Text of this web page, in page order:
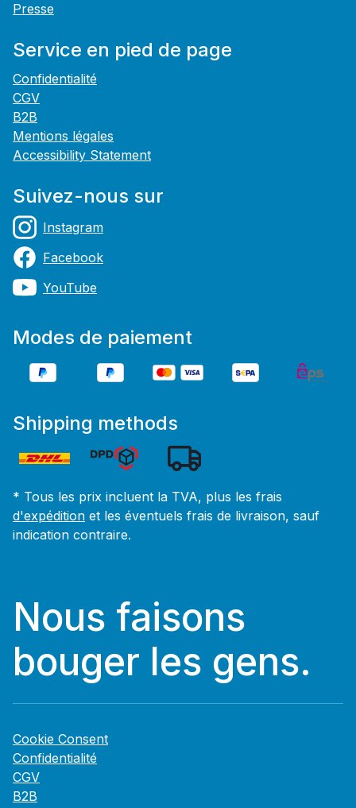
Presse
Service en pied de page
Confidentialité
CGV
B2B
Mentions légales
Accessibility Statement
Suivez-nous sur
Instagram
Facebook
YouTube
Modes de paiement
Shipping methods
* Tous les prix incluent la TVA, plus les frais
d'expédition et les éventuels frais de livraison, sauf
indication contraire.
Nous faisons
bouger les gens.
Cookie Consent
Confidentialité
CGV
B2B